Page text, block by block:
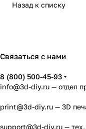
Назад к списку
Связаться с нами
8 (800) 500-45-93
info@3d-diy.ru — отдел
print@3d-diy.ru — 3D
support@3d-diy.ru —